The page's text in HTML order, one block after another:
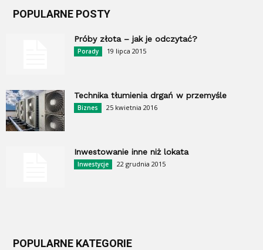
POPULARNE POSTY
Próby złota – jak je odczytać?
Porady 19 lipca 2015
Technika tłumienia drgań w przemyśle
Biznes 25 kwietnia 2016
Inwestowanie inne niż lokata
Inwestycje 22 grudnia 2015
POPULARNE KATEGORIE